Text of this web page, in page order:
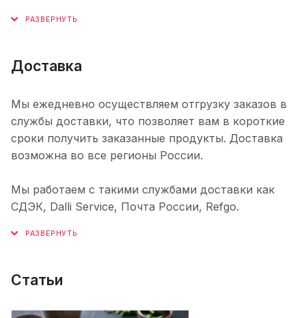
Доставка
Мы ежедневно осуществляем отгрузку заказов в
службы доставки, что позволяет вам в короткие
сроки получить заказанные продукты. Доставка
возможна во все регионы России.
Мы работаем с такими службами доставки как
СДЭК, Dalli Service, Почта России, Refgo.
Статьи